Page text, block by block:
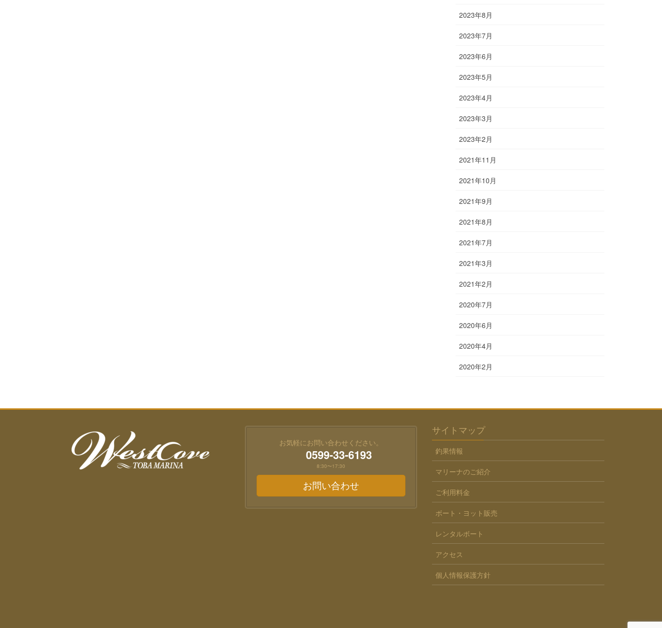
2023年8月
2023年7月
2023年6月
2023年5月
2023年4月
2023年3月
2023年2月
2021年11月
2021年10月
2021年9月
2021年8月
2021年7月
2021年3月
2021年2月
2020年7月
2020年6月
2020年4月
2020年2月
お気軽にお問い合わせください。
0599-33-6193
8:30〜17:30
お問い合わせ
サイトマップ
釣果情報
マリーナのご紹介
ご利用料金
ボート・ヨット販売
レンタルボート
アクセス
個人情報保護方針